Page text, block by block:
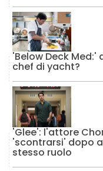
'Below Deck
chef di yacht?
'Glee': l'attore
'scontrarsi' dopo
stesso ruolo